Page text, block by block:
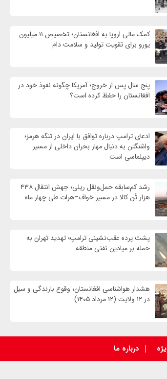
کمک مالی اروپا به افغانستان؛ تخصیص ۱۱ میلیون
یورو برای تقویت تولید و سلامت دام
پنج سال پس از خروج؛ آمریکا چگونه نفوذ خود در
افغانستان را حفظ کرده است؟
ادعای ترامپ درباره توافق با ایران در تنگه هرمز؛
واشنگتن به دنبال مهار بحران داخلی از مسیر
دیپلماسی است
رشد کم‌سابقه حمل‌ونقل ریلی؛ جهش انتقال ۴۳۸
هزار تُن کالا در مسیر خواف–هرات طی چهار ماه
پشت پرده عقب‌نشینی ترامپ؛ تهدید تهران به
حمله بر ميادين نفتی منطقه
هشدار هواشناسی افغانستان؛ وقوع بارندگی و سیل
در ۱۲ ولایت (۱۲ مرداد ۱۴۰۵)
درباره ما